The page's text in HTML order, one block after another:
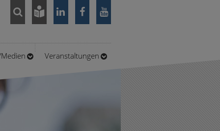
Veranstaltungen